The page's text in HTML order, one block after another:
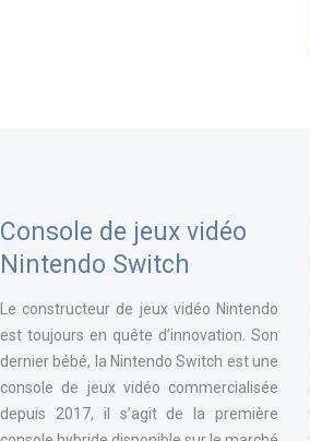
Console de jeux vidéo
Nintendo Switch
Le constructeur de jeux vidéo Nintendo
est toujours en quête d’innovation. Son
dernier bébé, la Nintendo Switch est une
console de jeux vidéo commercialisée
depuis 2017, il s’agit de la première